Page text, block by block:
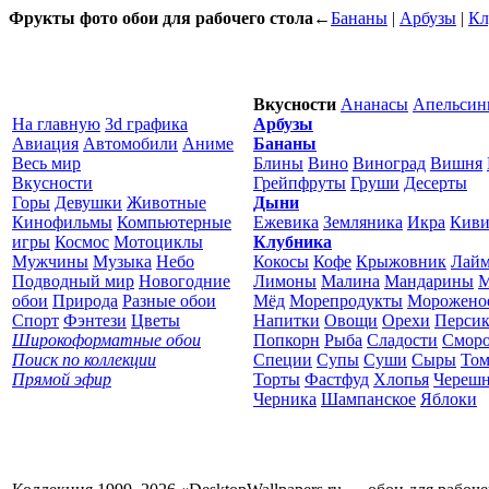
Фрукты фото обои для рабочего стола ←Бананы | Арбузы |
На главную 3d графика
Авиация Автомобили Аниме
Весь мир
Вкусности
Горы Девушки Животные
Кинофильмы Компьютерные
игры Космос Мотоциклы
Мужчины Музыка Небо
Подводный мир Новогодние
обои Природа Разные обои
Спорт Фэнтези Цветы
Широкоформатные обои
Поиск по коллекции
Прямой эфир
Вкусности Ананасы
Арбузы
Бананы
Блины Вино Виноград Вишня
Грейпфруты Груши Десерты
Дыни
Ежевика Земляника Икра Киви
Клубника
Кокосы Кофе Крыжовник
Лимоны Малина Мандарины
Мёд Морепродукты
Напитки Овощи Орехи
Попкорн Рыба Сладости
Специи Супы Суши Сыры
Торты Фастфуд Хлопья
Черника Шампанское Яблоки